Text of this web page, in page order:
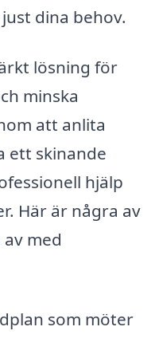
dina behov.
lösning för
minska
att anlita
ett skinande
hjälp
Här är några av
med
som möter